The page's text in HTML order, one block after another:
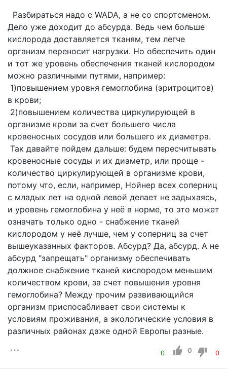
Разбираться надо с WADA, а не со спортсменом.
Дело уже доходит до абсурда. Ведь чем больше
кислорода доставляется тканям, тем легче
организм переносит нагрузки. Но обеспечить один
и тот же уровень обеспечения тканей кислородом
можно различными путями, например:
1)повышением уровня гемоглобина (эритроцитов)
в крови;
2)повышением количества циркулирующей в
организме крови за счет большего числа
кровеносных сосудов или большего их диаметра.
Так давайте пойдем дальше: будем пересчитывать
кровеносные сосуды и их диаметр, или проще -
количество циркулирующей в организме крови,
потому что, если, например, Нойнер всех соперниц
с младых лет на одной левой делает не задыхаясь,
и уровень гемоглобина у неё в норме, то это может
означать только одно - снабжение тканей
кислородом у неё лучше, чем у соперниц за счет
вышеуказанных факторов. Абсурд? Да, абсурд. А не
абсурд "запрещать" организму обеспечивать
должное снабжение тканей кислородом меньшим
количеством крови, за счет повышения уровня
гемоглобина? Между прочим развивающийся
организм приспосабливает свои системы к
условиям проживания, а экологические условия в
различных районах даже одной Европы разные.
0 0 0